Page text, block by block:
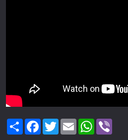
ShareFacebook
TwitterEmail WhatsApp